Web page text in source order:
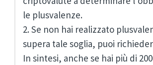
le plusvalenze.
2. Se non hai realizzato
supera tale soglia, puoi
In sintesi, anche se hai più di